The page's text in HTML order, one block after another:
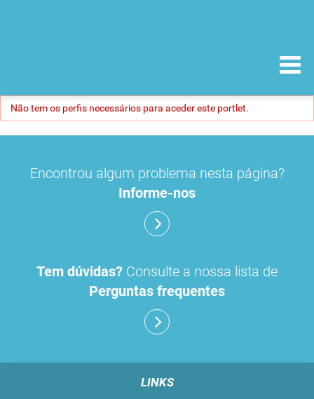
Não tem os perfis necessários para aceder este portlet.
Encontrou algum problema nesta página?
Informe-nos
Tem dúvidas? Consulte a nossa lista de
Perguntas frequentes
LINKS